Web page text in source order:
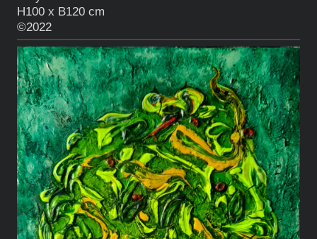
H100 x B120 cm
©2022